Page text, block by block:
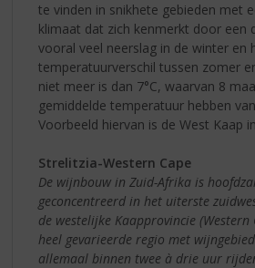
te vinden in snikhete gebieden met
klimaat dat zich kenmerkt door een
vooral veel neerslag in de winter en
temperatuurverschil tussen zomer
niet meer is dan 7°C, waarvan 8
gemiddelde temperatuur hebben
Voorbeeld hiervan is de West Kaap
Strelitzia-Western Cape
De wijnbouw in Zuid-Afrika is
geconcentreerd in het uiterste
de westelijke Kaapprovincie (Western
heel gevarieerde regio met
allemaal binnen twee à drie uur